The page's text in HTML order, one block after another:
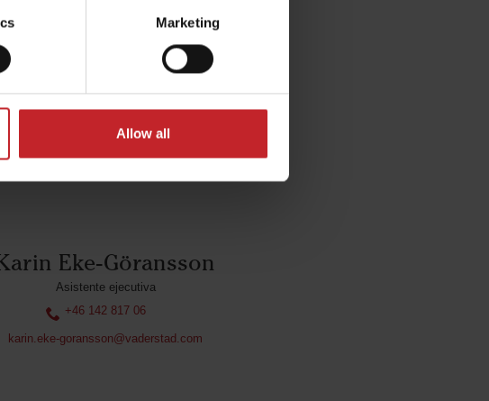
Marketing
Allow all
de la 8ª talla con la cinta de la Orden
sueco.
este reconocimiento.
Eke-Göransson
Asistente ejecutiva
+46 142 817 06
karin.eke-goransson@vaderstad.com